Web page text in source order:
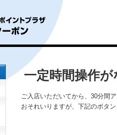
一定時間操作
ご入店いただいてから、30分間
おそれいりますが、下記のボタ